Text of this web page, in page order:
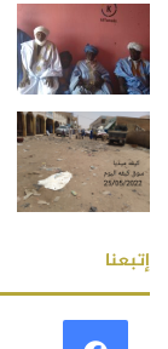
إتبعنا